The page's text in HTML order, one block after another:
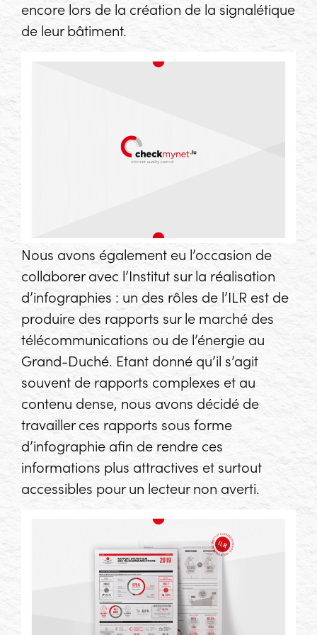
encore lors de la création de la signalétique
de leur bâtiment.
Nous avons également eu l’occasion de
collaborer avec l’Institut sur la réalisation
d’infographies : un des rôles de l’ILR est de
produire des rapports sur le marché des
télécommunications ou de l’énergie au
Grand-Duché. Etant donné qu’il s’agit
souvent de rapports complexes et au
contenu dense, nous avons décidé de
travailler ces rapports sous forme
d’infographie afin de rendre ces
informations plus attractives et surtout
accessibles pour un lecteur non averti.